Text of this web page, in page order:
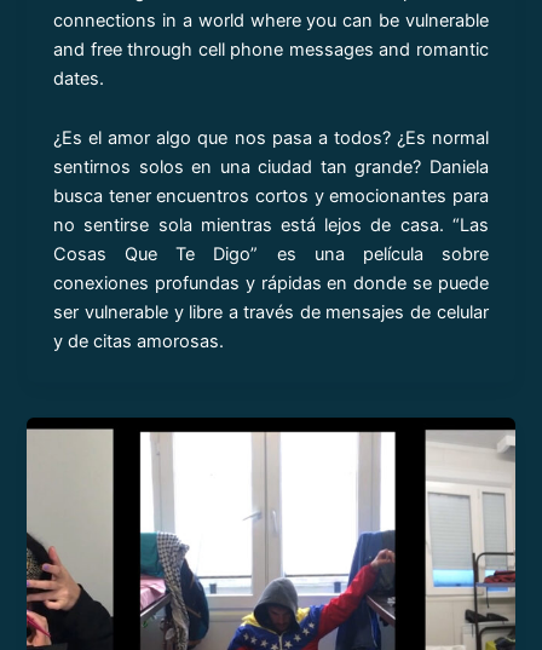
connections in a world where you can be vulnerable
and free through cell phone messages and romantic
dates.
¿Es el amor algo que nos pasa a todos? ¿Es normal
sentirnos solos en una ciudad tan grande? Daniela
busca tener encuentros cortos y emocionantes para
no sentirse sola mientras está lejos de casa. “Las
Cosas Que Te Digo” es una película sobre
conexiones profundas y rápidas en donde se puede
ser vulnerable y libre a través de mensajes de celular
y de citas amorosas.